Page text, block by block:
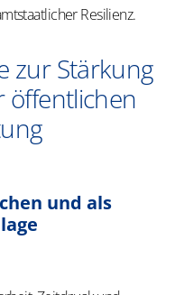
Resilienz.
zur Stärkung
öffentlichen
und als